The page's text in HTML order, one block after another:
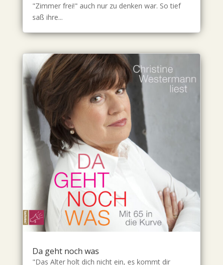
"Zimmer frei!" auch nur zu denken war. So tief
saß ihre...
Da geht noch was
"Das Alter holt dich nicht ein, es kommt dir